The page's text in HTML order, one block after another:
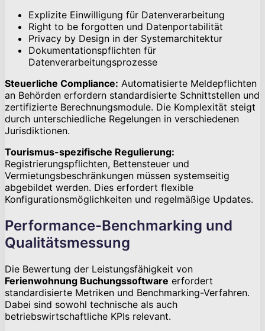
Explizite Einwilligung für Datenverarbeitung
Right to be forgotten und Datenportabilität
Privacy by Design in der Systemarchitektur
Dokumentationspflichten für
Datenverarbeitungsprozesse
Steuerliche Compliance: Automatisierte Meldepflichten
an Behörden erfordern standardisierte Schnittstellen und
zertifizierte Berechnungsmodule. Die Komplexität steigt
durch unterschiedliche Regelungen in verschiedenen
Jurisdiktionen.
Tourismus-spezifische Regulierung:
Registrierungspflichten, Bettensteuer und
Vermietungsbeschränkungen müssen systemseitig
abgebildet werden. Dies erfordert flexible
Konfigurationsmöglichkeiten und regelmäßige Updates.
Performance-Benchmarking und
Qualitätsmessung
Die Bewertung der Leistungsfähigkeit von
Ferienwohnung Buchungssoftware erfordert
standardisierte Metriken und Benchmarking-Verfahren.
Dabei sind sowohl technische als auch
betriebswirtschaftliche KPIs relevant.